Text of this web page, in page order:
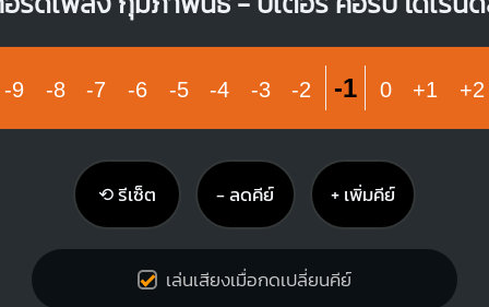
-9 -8 -7 -6 -5 -4 -3 -2 -1 0 +1 +2
⟲ รีเซ็ต − ลดคีย์ + เพิ่มคีย์
เล่นเสียงเมื่อกดเปลี่ยนคีย์